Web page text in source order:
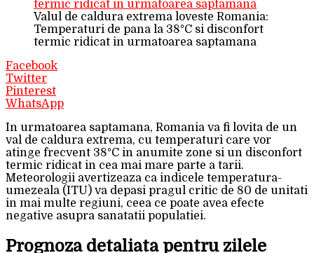
Valul de caldura extrema loveste Romania:
Temperaturi de pana la 38°C si disconfort
termic ridicat in urmatoarea saptamana
Facebook
Twitter
Pinterest
WhatsApp
In urmatoarea saptamana, Romania va fi lovita de un
val de caldura extrema, cu temperaturi care vor
atinge frecvent 38°C in anumite zone si un disconfort
termic ridicat in cea mai mare parte a tarii.
Meteorologii avertizeaza ca indicele temperatura-
umezeala (ITU) va depasi pragul critic de 80 de unitati
in mai multe regiuni, ceea ce poate avea efecte
negative asupra sanatatii populatiei.
Prognoza detaliata pentru zilele